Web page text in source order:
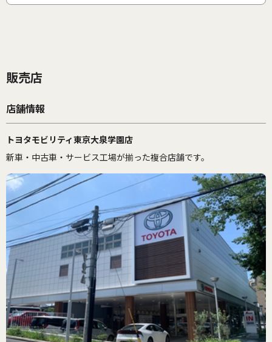
販売店
店舗情報
トヨタモビリティ東京大泉学園店
新車・中古車・サービス工場が揃った複合店舗です。